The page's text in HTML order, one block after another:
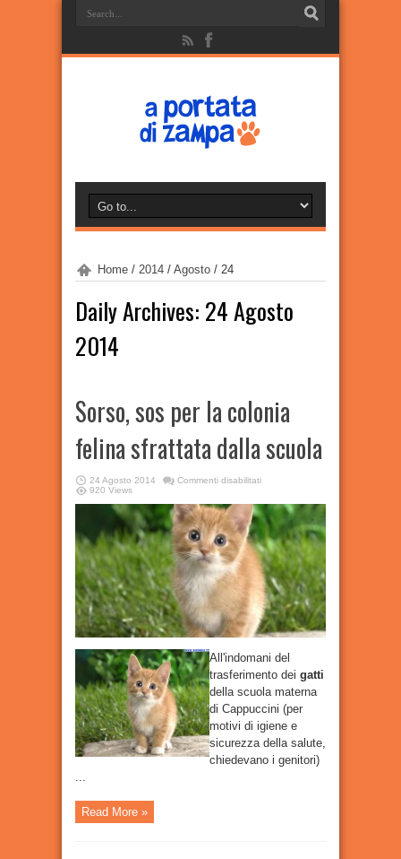
Home / 2014 / Agosto / 24
Daily Archives: 24 Agosto
2014
Sorso, sos per la colonia
felina sfrattata dalla scuola
24 Agosto 2014 Commenti disabilitatisu
per
la
colonia
felina
sfrattata
dalla
scuola
920 Views
All'indomani del
trasferimento dei gatti
della scuola materna
di Cappuccini (per
motivi di igiene e
sicurezza della salute,
chiedevano i genitori)
...
Read More »